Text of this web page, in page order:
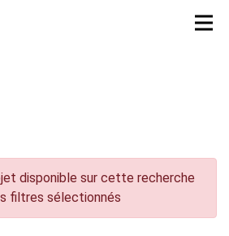
disponible sur cette recherche
filtres sélectionnés